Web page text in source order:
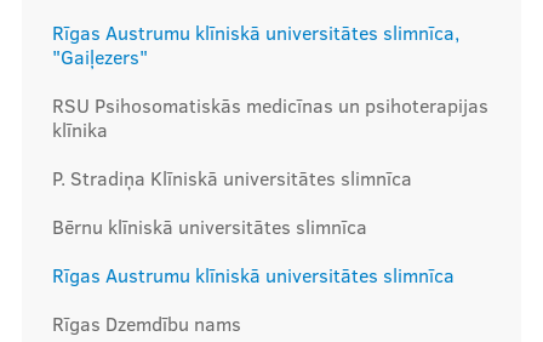
Rīgas Austrumu klīniskā universitātes slimnīca,
"Gaiļezers"
RSU Psihosomatiskās medicīnas un psihoterapijas
klīnika
P. Stradiņa Klīniskā universitātes slimnīca
Bērnu klīniskā universitātes slimnīca
Rīgas Austrumu klīniskā universitātes slimnīca
Rīgas Dzemdību nams